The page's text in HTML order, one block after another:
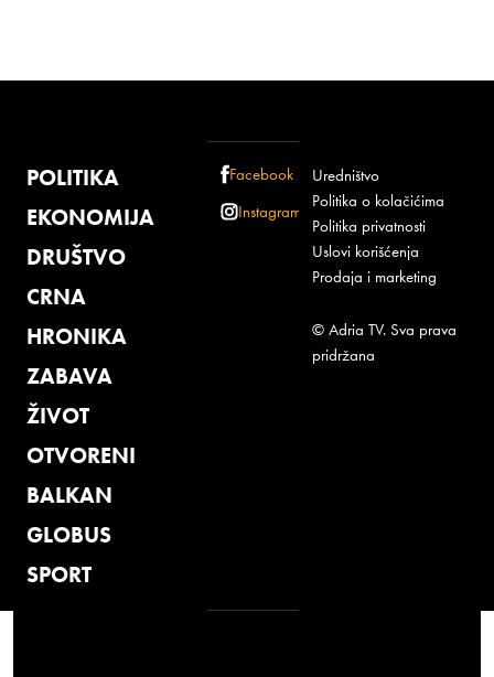
POLITIKA
EKONOMIJA
DRUŠTVO
CRNA
HRONIKA
ZABAVA
ŽIVOT
OTVORENI
BALKAN
GLOBUS
SPORT
Facebook
Instagram
Uredništvo
Politika o kolačićima
Politika privatnosti
Uslovi korišćenja
Prodaja i marketing
© Adria TV. Sva prava
pridržana